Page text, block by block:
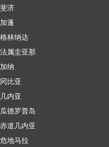
斐济
加蓬
格林纳达
法属圭亚那
加纳
冈比亚
几内亚
瓜德罗普岛
赤道几内亚
危地马拉